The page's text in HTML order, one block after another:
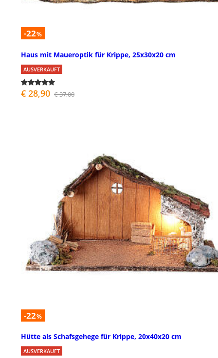
-22%
Haus mit Maueroptik für Krippe, 25x30x20 cm
AUSVERKAUFT
€ 28,90 € 37,00
-22%
Hütte als Schafsgehege für Krippe, 20x40x20 cm
AUSVERKAUFT